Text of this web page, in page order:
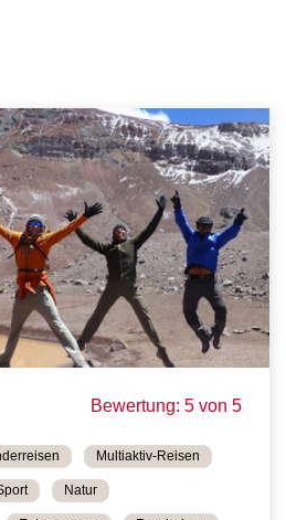
Bewertung: 5 von 5
Multiaktiv-Reisen
Natur